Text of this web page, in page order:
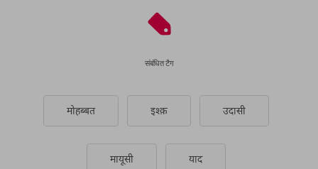
संबंधित टैग
मोहब्बत इश्क़ उदासी
मायूसी याद